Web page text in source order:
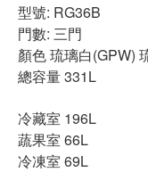
型號: RG36B
門數: 三門
顏色 琉璃白
總容量 331L
冷藏室 196L
蔬果室 66L
冷凍室 69L